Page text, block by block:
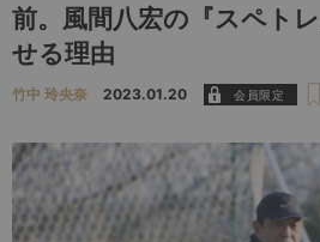
前。風間八宏の『スペト
せる理由
竹中 玲央奈 2023.01.20